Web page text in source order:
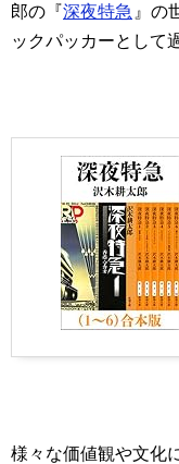
郎の『深夜特急 』の
ックパッカーとして
様々な価値観や文化